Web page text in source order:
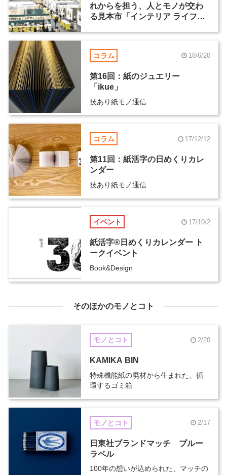
れからを担う、人とモノが交わ
る見本市「インテリア ライフス
コラム 18/6/20
第16回：紙のジュエリー
「ikue」
技あり紙モノ通信
コラム 17/12/12
第11回：紙活字の日めくりカレ
ンダー
技あり紙モノ通信
イベント 17/10/2
紙活字®日めくりカレンダー ト
ークイベント
Book&Design
そのほかのモノとコト
モノとコト 2/20
KAMIKA BIN
特殊機能紙の廃材から生まれた、循
環するゴミ箱
モノとコト 2/17
日東社ブランドマッチ ブルー
ラベル
100年の想いが込められた、マッチの